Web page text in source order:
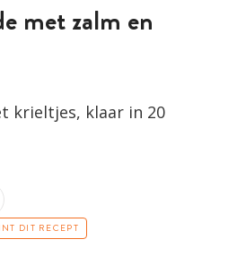
met zalm en
krieltjes, klaar in 20
DIT RECEPT